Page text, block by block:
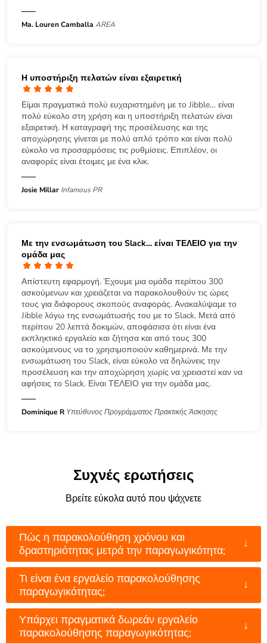
Ma. Louren Camballa AREA
Η υποστήριξη πελατών είναι εξαιρετική
Είμαι πραγματικά πολύ ευχαριστημένη με το Jibble… είναι
πολύ εύκολο στη χρήση και η υποστήριξη πελατών είναι
εξαιρετική. Η καταγραφή της προσέλευσης και της
αποχώρησης γίνεται με πολύ απλό τρόπο και είναι πολύ
εύκολο να προσαρμόσεις τις ρυθμίσεις. Επιπλέον, οι
αναφορές είναι έτοιμες με ένα κλικ.
Josie Millar Infamous PR
Με την ενσωμάτωση του Slack… είναι ΤΕΛΕΙΟ για την
ομάδα μας
Απίστευτη εφαρμογή. Έχουμε μια ομάδα περίπου 300
ασκούμενων και χρειάζεται να παρακολουθούν τις ώρες
τους για διάφορους σκοπούς αναφοράς. Ανακαλύψαμε το
Jibble λόγω της ενσωμάτωσής του με το Slack. Μετά από
περίπου 20 λεπτά δοκιμών, αποφάσισα ότι είναι ένα
εκπληκτικό εργαλείο και ζήτησα και από τους 300
ασκούμενους να το χρησιμοποιούν καθημερινά. Με την
ενσωμάτωση του Slack, είναι εύκολο να δηλώνεις την
προσέλευση και την αποχώρηση χωρίς να χρειαστεί καν να
αφήσεις το Slack. Είναι ΤΕΛΕΙΟ για την ομάδα μας.
Dominique R Υπεύθυνος Προγράμματος Πρακτικής Άσκησης
Συχνές ερωτήσεις
Βρείτε εύκολα αυτό που ψάχνετε
Πώς η παρακολούθηση χρόνου και
δραστηριότητας μετρά την παραγωγικότητα;
↓
Τι είναι ένα εργαλείο παρακολούθησης
παραγωγικότητας;
↓
Υπάρχει πραγματικά δωρεάν εργαλείο
παρακολούθησης παραγωγικότητας;
↓